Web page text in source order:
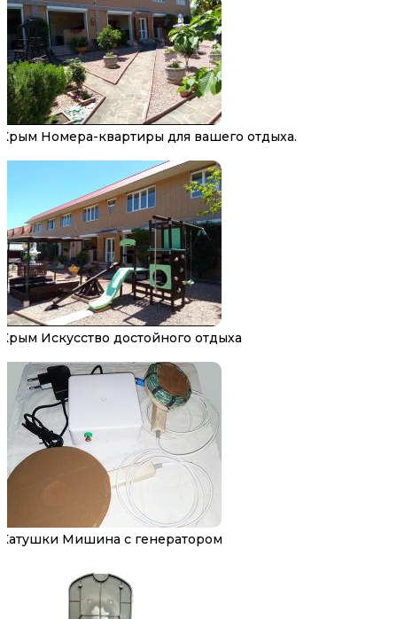
Крым Номера-квартиры для вашего отдыха.
Крым Искусство достойного отдыха
Катушки Мишина с генератором